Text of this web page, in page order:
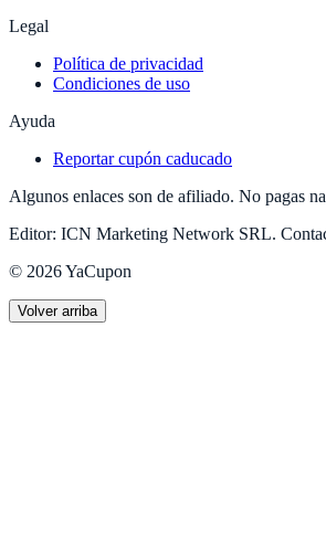
Legal
Política de privacidad
Condiciones de uso
Ayuda
Reportar cupón caducado
Algunos enlaces son de afiliado. No pagas
Editor: ICN Marketing Network SRL.
© 2026YaCupon
Volver arriba